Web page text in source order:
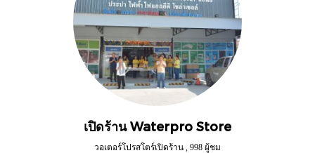
เปิดร้าน Waterpro Store
วอเตอร์โปรสโตร์เปิดร้าน , 998 ผู้ชม